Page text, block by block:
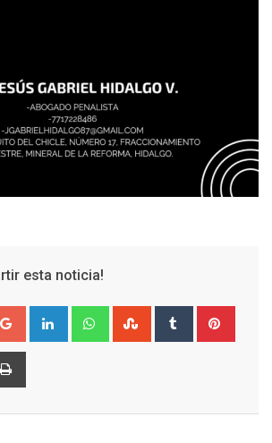
esta noticia!
Google+ LinkedIn WhatsappStumbleUpon
Tumblr